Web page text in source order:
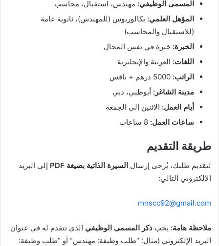
المسمى الوظيفي: مهندس، استقبال، محاسب
المؤهل العلمي: بكالوريوس (للمهندس)، ثانوية عامة
(للاستقبال والمحاسب)
الخبرة: خبرة في نفس المجال
اللغات: العربية والإنجليزية
الراتب:
مدينة الشاغر: أبوظبي، دبي
أيام العمل: الاثنين إلى الجمعة
ساعات العمل:
طريقة التقديم
لتقديم طلبك، يُرجى إرسال السيرة الذاتية بصيغة PDF
إلى البريد
الإلكتروني التالي:
mnscc92@gmail.com
ملاحظة هامة: يجب ذكر المسمى الوظيفي الذي تتقدم له في عنوان
البريد الإلكتروني (مثال: “طلب وظيفة: مهندس” أو “طلب وظيفة: